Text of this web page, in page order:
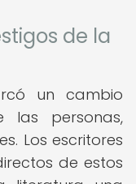
de la
un cambio
las personas,
Los escritores
de estos